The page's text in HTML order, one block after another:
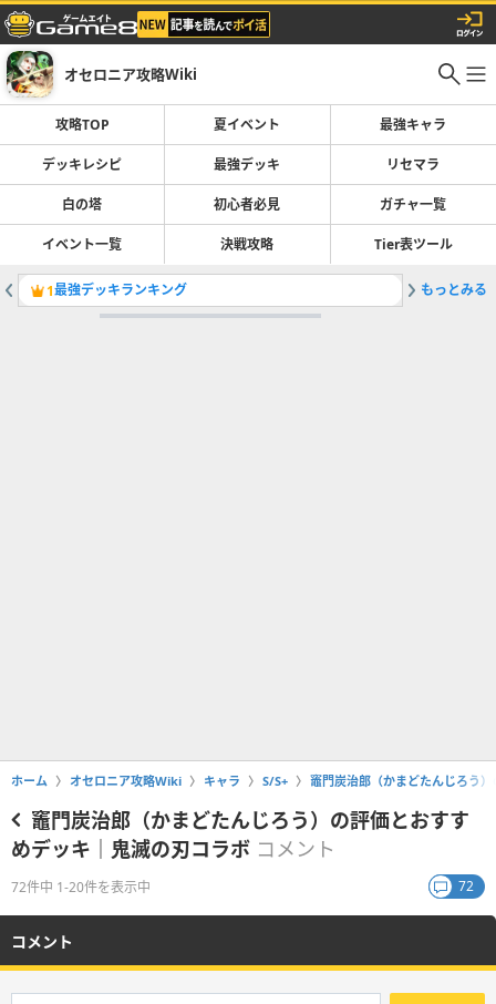
オセロニア攻略Wiki
攻略TOP 夏イベント 最強キャラ
デッキレシピ 最強デッキ リセマラ
白の塔 初心者必見 ガチャ一覧
イベント一覧 決戦攻略 Tier表ツール
1最強デッキランキング 2コスト
もっとみる
ホーム オセロニア攻略Wiki キャラ S/S+ 竈門炭治郎（かまどたんじろう
竈門炭治郎（かまどたんじろう）の評価とおすす
めデッキ｜鬼滅の刃コラボ コメント
72件中 1-20件を表示中 72
コメント